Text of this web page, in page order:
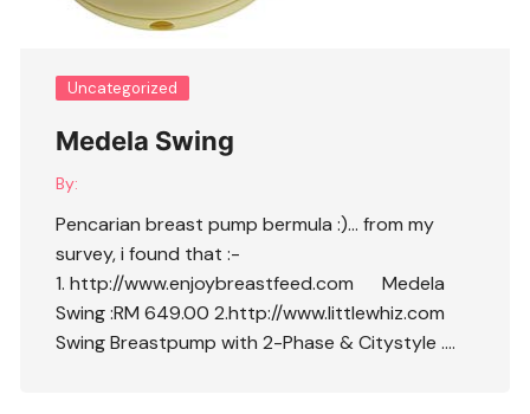
Uncategorized
Medela Swing
By:
Pencarian breast pump bermula :)… from my
survey, i found that :-
1. http://www.enjoybreastfeed.com Medela
Swing :RM 649.00 2.http://www.littlewhiz.com
Swing Breastpump with 2-Phase & Citystyle ….